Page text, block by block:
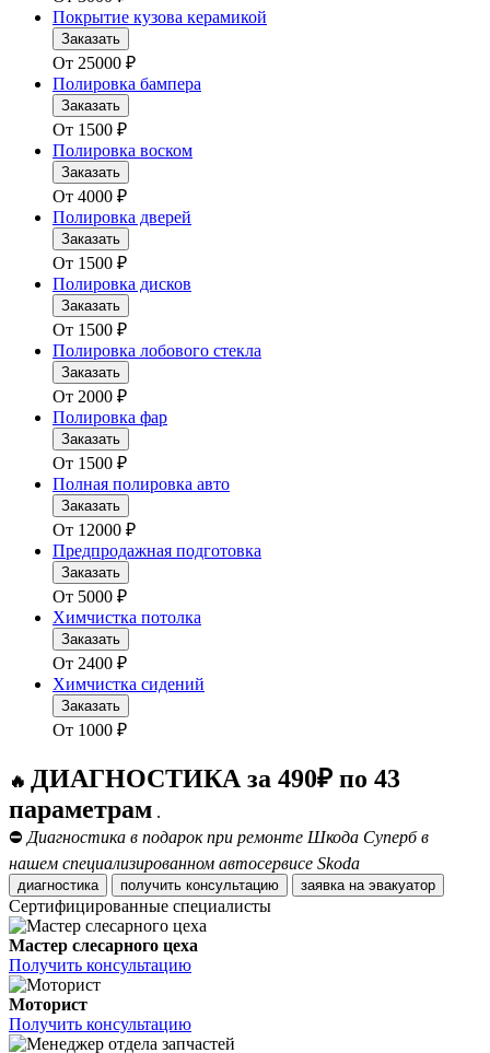
Покрытие кузова керамикой
Заказать
От 25000 ₽
Полировка бампера
Заказать
От 1500 ₽
Полировка воском
Заказать
От 4000 ₽
Полировка дверей
Заказать
От 1500 ₽
Полировка дисков
Заказать
От 1500 ₽
Полировка лобового стекла
Заказать
От 2000 ₽
Полировка фар
Заказать
От 1500 ₽
Полная полировка авто
Заказать
От 12000 ₽
Предпродажная подготовка
Заказать
От 5000 ₽
Химчистка потолка
Заказать
От 2400 ₽
Химчистка сидений
Заказать
От 1000 ₽
🔥 ДИАГНОСТИКА за 490₽ по 43
параметрам .
⛔ Диагностика в подарок при ремонте Шкода Суперб в
нашем специализированном автосервисе Skoda
диагностика получить консультацию заявка на эвакуатор
Сертифицированные специалисты
Мастер слесарного цеха
Получить консультацию
Моторист
Получить консультацию